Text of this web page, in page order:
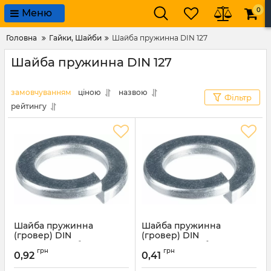
Меню 0
Головна Гайки, Шайби Шайба пружинна DIN 127
Шайба пружинна DIN 127
замовчуванням ціною
назвою
рейтингу
Фільтр
Шайба пружинна
(гровер) DIN
127.Покриття: білий цинк.
М 16мм
Артикул: 5098
0,92 грн
Шайба пружинна
(гровер) DIN
127.Покриття: білий цинк.
М 12мм
Артикул: 5097
0,41 грн